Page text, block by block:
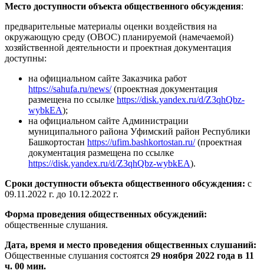
Место доступности объекта общественного обсуждения:
предварительные материалы оценки воздействия на
окружающую среду (ОВОС) планируемой (намечаемой)
хозяйственной деятельности и проектная документация
доступны:
на официальном сайте Заказчика работ
https://sahufa.ru/news/(проектная документация
размещена по ссылке https://disk.yandex.ru/d/Z3qhQbz-
wybkEA);
на официальном сайте Администрации
муниципального района Уфимский район Республики
Башкортостан https://ufim.bashkortostan.ru/(проектная
документация размещена по ссылке
https://disk.yandex.ru/d/Z3qhQbz-wybkEA).
Сроки доступности объекта общественного обсуждения: с
09.11.2022 г. до 10.12.2022 г.
Форма проведения общественных обсуждений:
общественные слушания.
Дата, время и место проведения общественных слушаний:
Общественные слушания состоятся 29 ноября 2022 года в 11
ч. 00 мин.